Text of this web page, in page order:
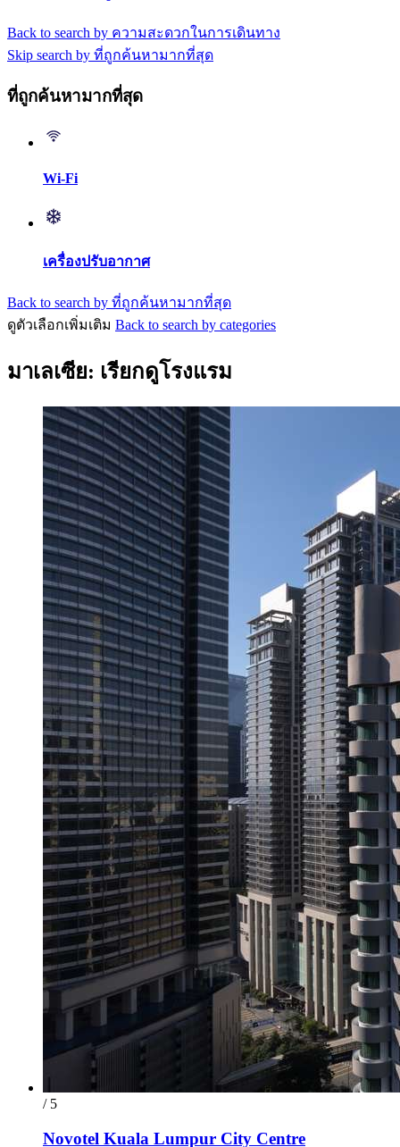
Back to search by ความสะดวกในการเดินทาง
Skip search by ที่ถูกค้นหามากที่สุด
ที่ถูกค้นหามากที่สุด
Wi-Fi
เครื่องปรับอากาศ
Back to search by ที่ถูกค้นหามากที่สุด
ดูตัวเลือกเพิ่มเติม Back to search by categories
มาเลเซีย: เรียกดูโรงแรม
/ 5
Novotel Kuala Lumpur City Centre